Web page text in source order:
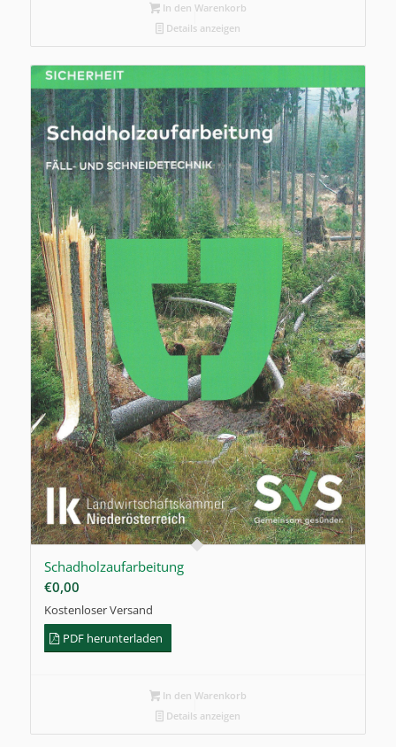
In den Warenkorb
Details anzeigen
Schadholzaufarbeitung
€0,00
Kostenloser Versand
PDF herunterladen
In den Warenkorb
Details anzeigen